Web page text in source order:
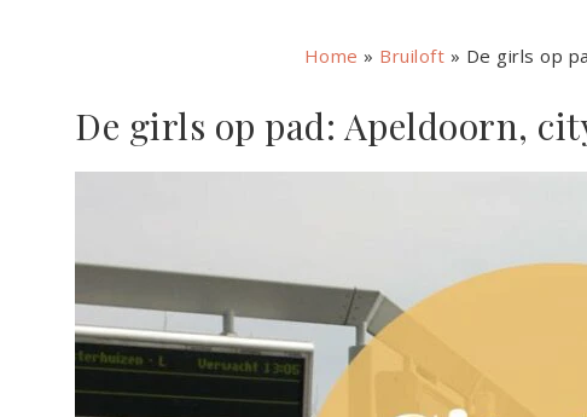
Home » Bruiloft » De girls op
De girls op pad: Apeldoorn,